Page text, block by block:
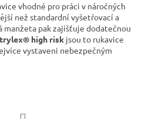
vhodné pro práci v náročných
než standardní vyšetřovací a
manžeta pak zajišťuje dodatečnou
high risk jsou to rukavice
vystaveni nebezpečným